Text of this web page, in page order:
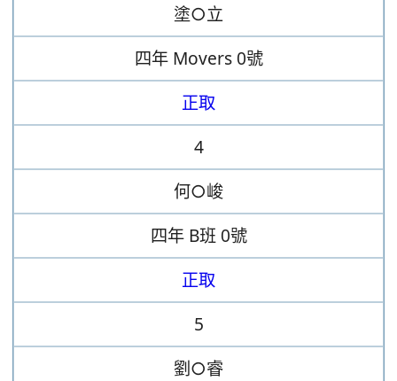
塗○立
四年 Movers 0號
正取
4
何○峻
四年 B班 0號
正取
5
劉○睿